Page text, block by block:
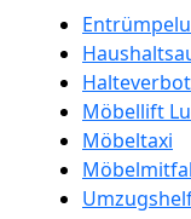
Möbellift
Möbeltaxi